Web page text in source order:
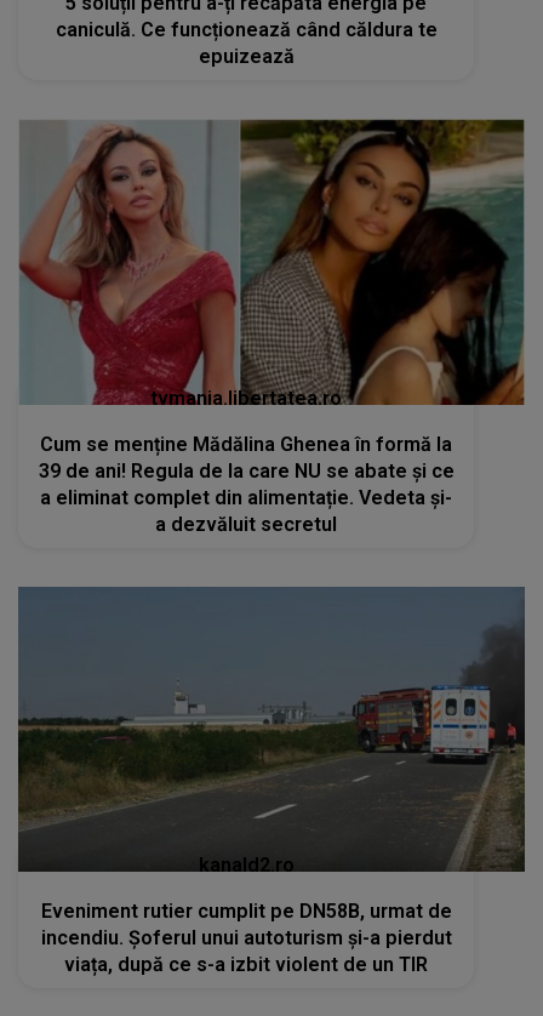
caniculă. Ce funcționează când căldura te
epuizează
tvmania.libertatea.ro
Cum se menține Mădălina Ghenea în formă la
39 de ani! Regula de la care NU se abate și ce
a eliminat complet din alimentație. Vedeta și-
a dezvăluit secretul
kanald2.ro
Eveniment rutier cumplit pe DN58B, urmat de
incendiu. Șoferul unui autoturism și-a pierdut
viața, după ce s-a izbit violent de un TIR